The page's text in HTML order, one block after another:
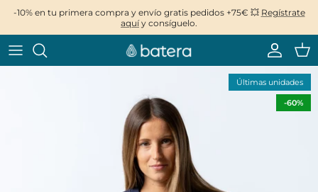
contenido
-10% en tu primera compra y envío gratis pedidos +75€ 💥 Regístrate
aquíy consíguelo.
Últimas unidades
-60%